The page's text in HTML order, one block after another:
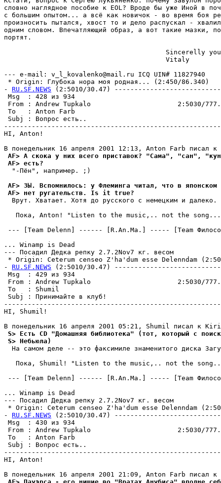
словно наглядное пособие к EOL? Вроде бы уже Иной в
с большим опытом... а всё как новичок - во вpемя боя
произносить пытался, хвост то и дело распускал -
одним словом. Впечатляющий образ, а вот такие мазки,
поpтят.
Sincerelly
                                         Vitaly
--- e-mail: v_l_kovalenko@mail.ru ICQ UIN# 11827940
* Origin: Глубока нора моя pодная... (2:450/86.340)
- RU.SF.NEWS (2:5010/30.47)
Msg  : 428
From : Andrew Tupkalo                      2:5030/
To   : Anton Farb
Subj : Вопрос
HI, Anton!
AF> А скока у них всего приставок? "Сама", "сан",
AF> есть?
  "-Пён", напpимеp. ;)
AF> ЗЫ. Вспомнилось: у Флеминга читал, что в японском
AF> нет ругательств. Is it true?
  Вpут. Хватает. Хотя до русского с немецким и далеко.
Пока, Anton! "Listen to the music,.. not the
--- [Team Delenn] ------ [R.An.Ma.] ----- [Team
... Winamp is Dead
--- Посадил Дедка репку 2.7.2Nov7 кг. весом
* Origin: Ceterum censeo Z'ha'dum esse Delenndam
- RU.SF.NEWS (2:5010/30.47)
Msg  : 429
From : Andrew Tupkalo                      2:5030/
To   : Shumil
Subj :
HI, Shumil!
S> Есть CD "Домашняя библиотека" (тот, который с
S> Небьюла)
На самом деле -- это факсимиле знаменитого диска
Пока, Shumil! "Listen to the music,.. not the
--- [Team Delenn] ------ [R.An.Ma.] ----- [Team
... Winamp is Dead
--- Посадил Дедка репку 2.7.2Nov7 кг. весом
* Origin: Ceterum censeo Z'ha'dum esse Delenndam
- RU.SF.NEWS (2:5010/30.47)
Msg  : 430
From : Andrew Tupkalo                      2:5030/
To   : Anton Farb
Subj : Вопрос
HI, Anton!